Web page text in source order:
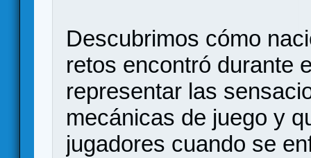
Descubrimos cómo
retos encontró durante
representar las
mecánicas de juego y
jugadores cuando se